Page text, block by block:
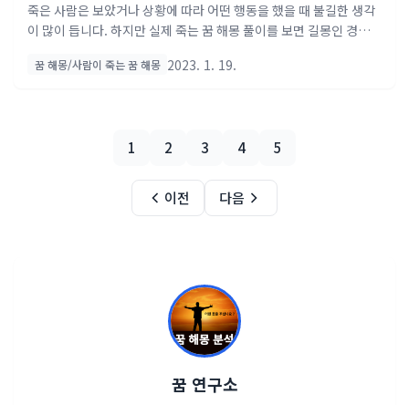
죽은 사람은 보았거나 상황에 따라 어떤 행동을 했을 때 불길한 생각
이 많이 듭니다. 하지만 실제 죽는 꿈 해몽 풀이를 보면 길몽인 경우가
도록 하겠습니다. 물속에서 죽는 꿈 뜻하지 않은 장애로 인해 일에서
무 무리하여 일을 진행하기보다는 당분간은 휴지기를 갖는 것이 좋겠
랍니다. 불에 타 죽는 꿈 또는 자기가 죽거나 다른 사람이 죽는 걸 본
꿈 ( 무료 꿈 해몽 풀이 ve..
꿈 해몽/사람이 죽는 꿈 해몽 2023. 1. 19.
이전
1 2 3 4 5
다음
꿈 연구소